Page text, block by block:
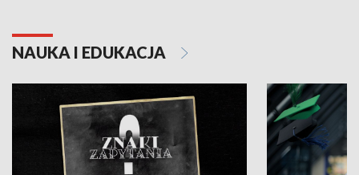
NAUKA I EDUKACJA